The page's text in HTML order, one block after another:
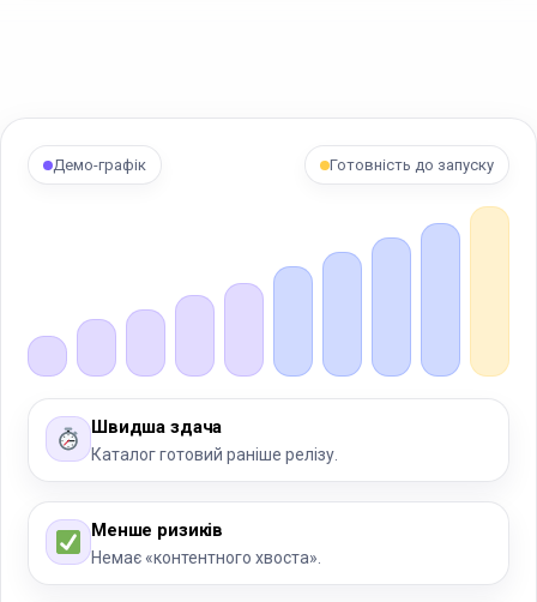
Демо-графік Готовність до запуску
Швидша здача
Каталог готовий раніше релізу.
Менше ризиків
Немає «контентного хвоста».